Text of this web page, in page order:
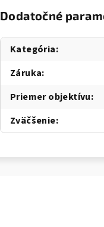
Dodatočné
Kategória:
Záruka:
Priemer objektívu:
Zväčšenie: